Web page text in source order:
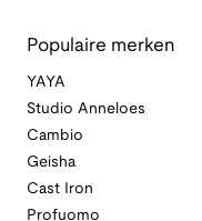
Populaire merken
YAYA
Studio Anneloes
Cambio
Geisha
Cast Iron
Profuomo